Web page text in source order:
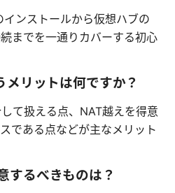
ンストールから仮想ハブの
までを一通りカバーする初心
リットは何ですか？
て扱える点、NAT越えを得意
である点などが主なメリット
するべきものは？